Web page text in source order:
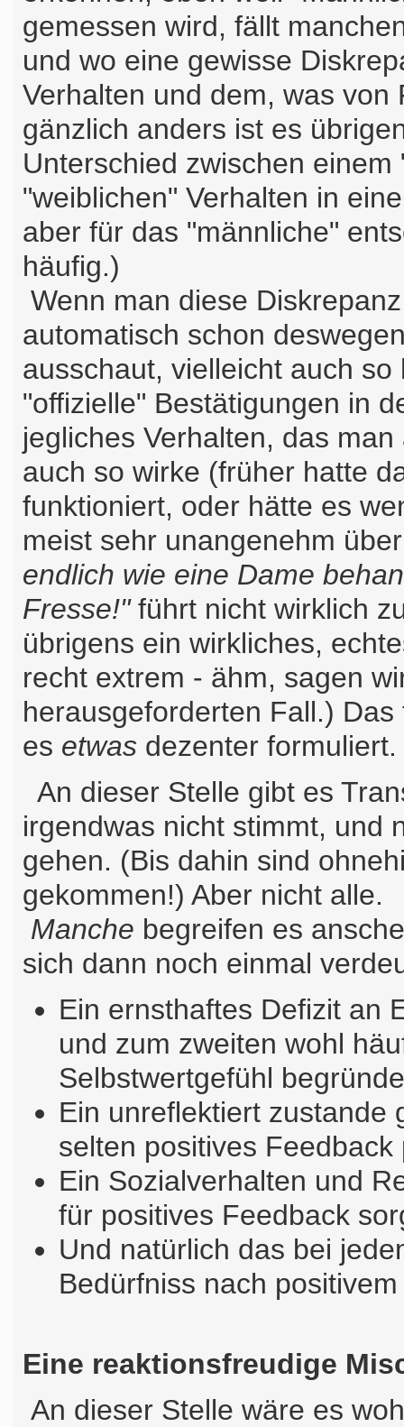
gemessen wird, fällt
und wo eine gewisse
Verhalten und dem, was
gänzlich anders ist es
Unterschied zwischen
"weiblichen" Verhalten in
aber für das "männliche"
häufig.)
Wenn man diese
automatisch schon
ausschaut, vielleicht auch
"offizielle" Bestätigungen in
jegliches Verhalten, das
auch so wirke (früher hatte
funktioniert, oder hätte es
meist sehr unangenehm
endlich wie eine Dame
Fresse!"führt nicht wirklich
übrigens ein wirkliches,
recht extrem - ähm, sagen
herausgeforderten Fall.)
es etwas dezenter formuliert.
An dieser Stelle gibt es
irgendwas nicht stimmt, und
gehen. (Bis dahin sind
gekommen!) Aber nicht alle.
Manche begreifen es
sich dann noch einmal
Ein ernsthaftes Defizit an
und zum zweiten wohl
Selbstwertgefühl
Ein unreflektiert zustande
selten positives Feedback
Ein Sozialverhalten und
für positives Feedback
Und natürlich das bei
Bedürfniss nach
Eine reaktionsfreudige
An dieser Stelle wäre es